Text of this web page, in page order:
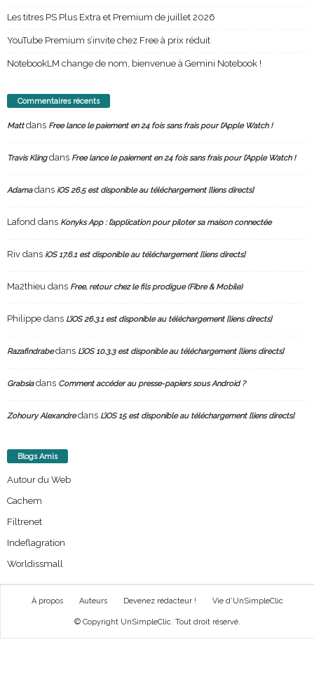
Les titres PS Plus Extra et Premium de juillet 2026
YouTube Premium s’invite chez Free à prix réduit
NotebookLM change de nom, bienvenue à Gemini Notebook !
Commentaires récents
Mattdans Free lance le paiement en 24 fois sans frais pour l’Apple Watch !
Travis Klingdans Free lance le paiement en 24 fois sans frais pour l’Apple Watch !
Adamadans iOS 26.5 est disponible au téléchargement [liens directs]
Lafond dans Konyks App : l’application pour piloter sa maison connectée
Riv dans iOS 17.6.1 est disponible au téléchargement [liens directs]
Ma2thieu dans Free, retour chez le fils prodigue (Fibre & Mobile)
Philippe dans L’iOS 26.3.1 est disponible au téléchargement [liens directs]
Razafindrabedans L’iOS 10.3.3 est disponible au téléchargement [liens directs]
Grabsiadans Comment accéder au presse-papiers sous Android ?
Zohoury Alexandredans L’iOS 15 est disponible au téléchargement [liens directs]
Blogs Amis
Autour du Web
Cachem
Filtrenet
Indeflagration
Worldissmall
À propos Auteurs Devenez rédacteur ! Vie d’UnSimpleClic
© Copyright UnSimpleClic. Tout droit réservé.